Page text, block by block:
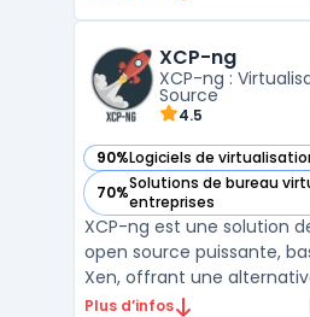
dédiés, de solutions e-
sauvegarde en ligne ...
XCP-ng
XCP-ng :
Source
4.5
90%Logiciels de
— voir XCP-ng dans cette
70%Solutions de bureau
entreprises
— voir XCP-ng dans cette
XCP-ng est une solution
open source puissante,
Xen, offrant une
économique aux
Plus d’infos